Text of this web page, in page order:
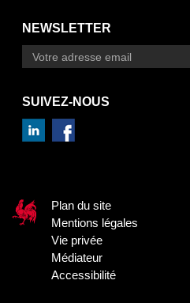
NEWSLETTER
SUIVEZ-NOUS
Plan du site
Mentions légales
Vie privée
Médiateur
Accessibilité